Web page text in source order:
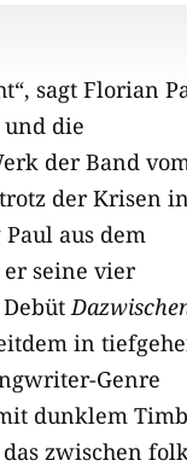
sagt Florian
die
der Band
der Krisen
aus dem
seine vier
Debüt
in
Genre
dunklem
zwischen